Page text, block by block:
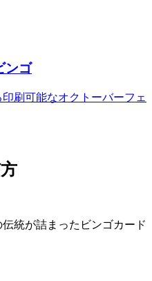
ンゴ
刷可能なオクトーバーフェ
統が詰まったビンゴカード